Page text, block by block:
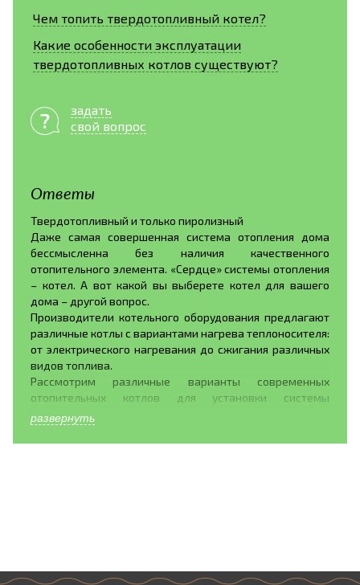
Чем топить твердотопливный котел?
Какие особенности эксплуатации
твердотопливных котлов существуют?
задать
свой вопрос
Ответы
Твердотопливный и только пиролизный
Даже самая совершенная система отопления дома
бессмысленна без наличия качественного
отопительного элемента. «Сердце» системы отопления
– котел. А вот какой вы выберете котел для вашего
дома – другой вопрос.
Производители котельного оборудования предлагают
различные котлы с вариантами нагрева теплоносителя:
от электрического нагревания до сжигания различных
видов топлива.
Рассмотрим различные варианты современных
отопительных котлов для установки системы
отопления дома.
Газовые котлы. Газовое оборудование обладает рядом
достоинств, это- широкое распространение топлива,
удобствами. Они просты в управлении, компактны,
развернуть